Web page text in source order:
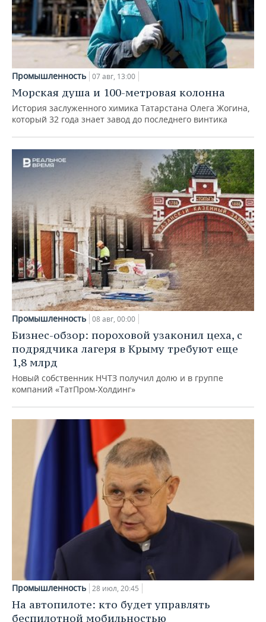
Промышленность 07 авг, 13:00
Морская душа и 100-метровая колонна
История заслуженного химика Татарстана Олега Жогина,
который 32 года знает завод до последнего винтика
Промышленность 08 авг, 00:00
Бизнес-обзор: пороховой узаконил цеха, с
подрядчика лагеря в Крыму требуют еще
1,8 млрд
Новый собственник НЧТЗ получил долю и в группе
компаний «ТатПром-Холдинг»
Промышленность 28 июл, 20:45
На автопилоте: кто будет управлять
беспилотной мобильностью